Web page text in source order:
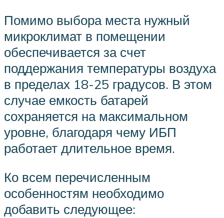
Помимо выбора места нужный
микроклимат в помещении
обеспечивается за счет
поддержания температуры воздуха
в пределах 18-25 градусов. В этом
случае емкость батарей
сохраняется на максимальном
уровне, благодаря чему ИБП
работает длительное время.
Ко всем перечисленным
особенностям необходимо
добавить следующее: